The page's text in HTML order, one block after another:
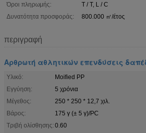
Όροι πληρωμής:
T / T, L / C
Δυνατότητα προσφοράς:
800.000 ㎡/έτος
περιγραφή
Αρθρωτή αθλητικών επενδύσεις
Υλικό:
Moified PP
Εγγύηση:
5 χρόνια
Μέγεθος:
250 * 250 * 12,7 χιλ.
Βάρος:
175 γ (± 5 γ)/PC
Τριβή ολίσθησης: 0.60